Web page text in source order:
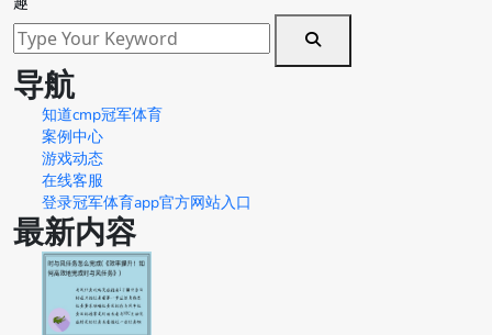
导航
知道cmp冠军体育
案例中心
游戏动态
在线客服
登录冠军体育app官方网站入口
最新内容